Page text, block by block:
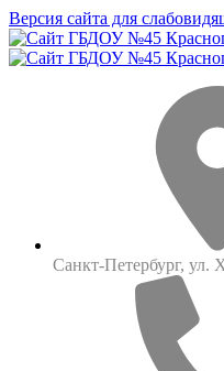
Версия сайта для
Санкт-Петербург, ул.